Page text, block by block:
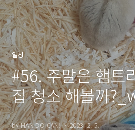
일상
#56. 주말은 햄토
집 청소 해볼까
&제리
by HAN DO CAN! 2023. 2. 5.